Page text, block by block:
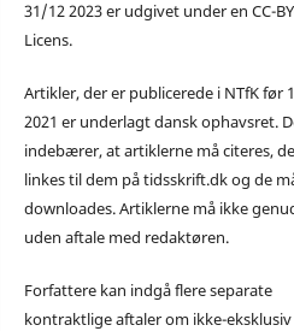
31/12 2023 er udgivet under en CC-
Licens.
Artikler, der er publicerede i NTfK før
2021 er underlagt dansk ophavsret.
indebærer, at artiklerne må citeres,
linkes til dem på tidsskrift.dk og de
downloades. Artiklerne må ikke
uden aftale med redaktøren.
Forfattere kan indgå flere separate
kontraktlige aftaler om ikke-eksklusiv